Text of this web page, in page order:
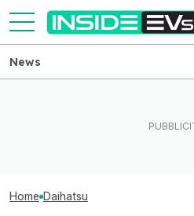
News
Home Daihatsu